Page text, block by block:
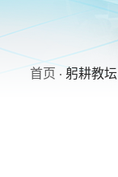
首页 · 躬耕教坛